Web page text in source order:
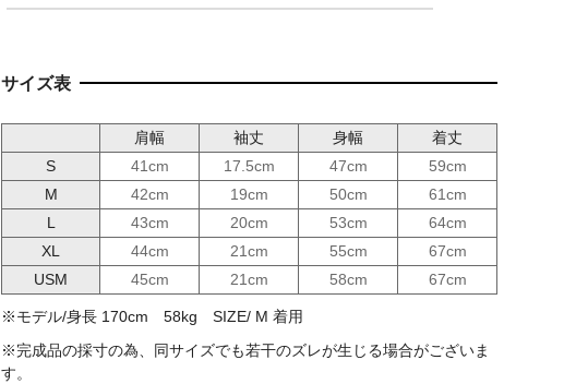
サイズ表
肩幅 袖丈 身幅
着丈
S
41cm 17.5cm 47cm
59cm
M
42cm 19cm 50cm
61cm
L
43cm 20cm 53cm
64cm
XL
44cm 21cm 55cm
67cm
USM
45cm 21cm 58cm 67cm
※モデル/身長 170cm 58kg SIZE/ M 着用
※完成品の採寸の為、同サイズでも若干のズレが生じる場合がございま
す。